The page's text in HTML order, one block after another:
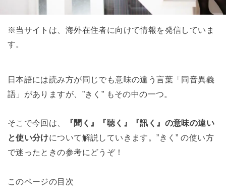
※当サイトは、海外在住者に向けて情報を発信していま
す。
日本語には読み方が同じでも意味の違う言葉「同音異義
語」がありますが、”きく” もその中の一つ。
そこで今回は、
『聞く』『聴く』『訊く』の意味の違い
と使い分けについて解説していきます。”きく” の使い方
で迷ったときの参考にどうぞ！
このページの目次